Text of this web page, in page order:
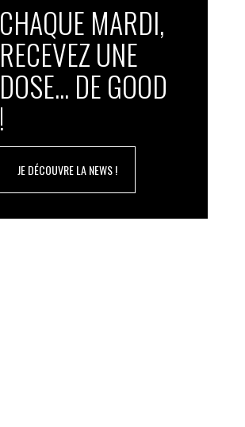
CHAQUE MARDI,
RECEVEZ UNE
DOSE... DE GOOD
!
JE DÉCOUVRE LA NEWS !